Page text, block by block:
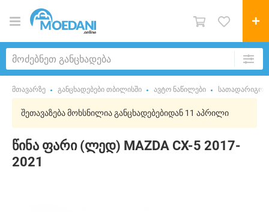
მთავარზე განცხადებები თბილისში ავტო ნაწილები სათადარიგო
შეთავაზება მოხსნილია განცხადებებიდან 11 აპრილი
წინა ფარი (ლედ) MAZDA CX-5 2017-
2021